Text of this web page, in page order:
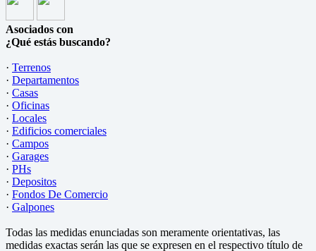
Asociados con
¿Qué estás buscando?
· Terrenos
· Departamentos
· Casas
· Oficinas
· Locales
· Edificios comerciales
· Campos
· Garages
· PHs
· Depositos
· Fondos De Comercio
· Galpones
Todas las medidas enunciadas son meramente orientativas, las
medidas exactas serán las que se expresen en el respectivo título de